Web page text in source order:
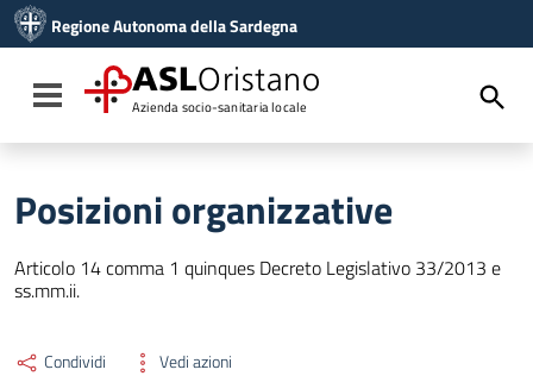
Vai al menu di navigazione
Vai al footer
Regione Autonoma della Sardegna
Toggle navigation
ASLOristano
Azienda socio-sanitaria locale
Posizioni organizzative
Articolo 14 comma 1 quinques Decreto Legislativo 33/2013 e
ss.mm.ii.
Condividi Vedi azioni